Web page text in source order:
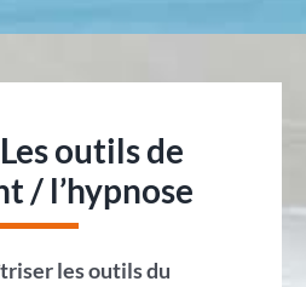
outils de
/ l’hypnose
les outils du